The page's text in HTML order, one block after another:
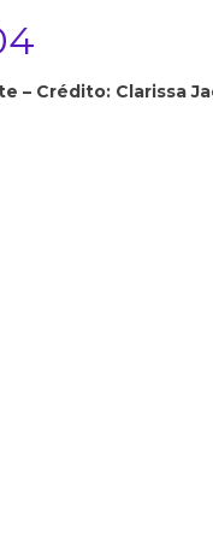
– Crédito: Clarissa